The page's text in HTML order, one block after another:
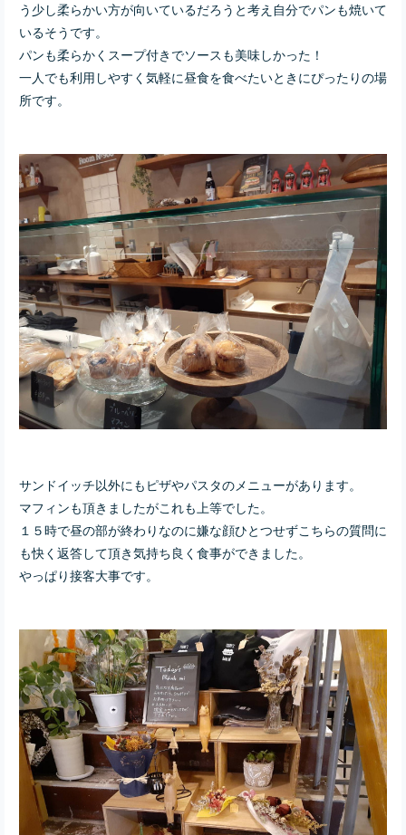
う少し柔らかい方が向いているだろうと考え自分でパンも焼いて
いるそうです。
パンも柔らかくスープ付きでソースも美味しかった！
一人でも利用しやすく気軽に昼食を食べたいときにぴったりの場
所です。
サンドイッチ以外にもピザやパスタのメニューがあります。
マフィンも頂きましたがこれも上等でした。
１５時で昼の部が終わりなのに嫌な顔ひとつせずこちらの質問に
も快く返答して頂き気持ち良く食事ができました。
やっぱり接客大事です。